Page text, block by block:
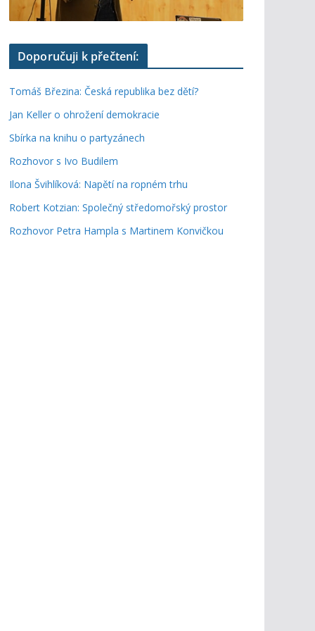
Doporučuji k přečtení:
Tomáš Březina: Česká republika bez dětí?
Jan Keller o ohrožení demokracie
Sbírka na knihu o partyzánech
Rozhovor s Ivo Budilem
Ilona Švihlíková: Napětí na ropném trhu
Robert Kotzian: Společný středomořský prostor
Rozhovor Petra Hampla s Martinem Konvičkou